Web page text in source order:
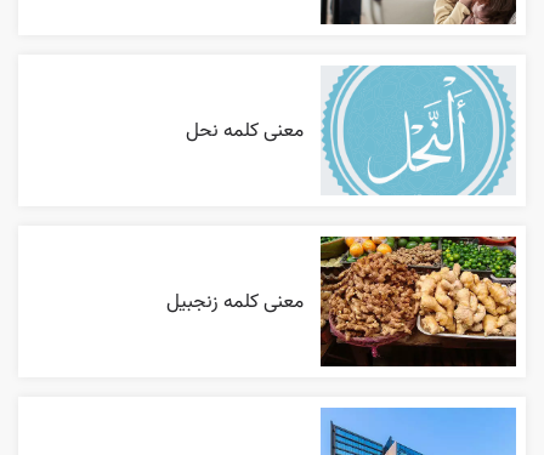
معنی کلمه نحل
معنی کلمه زنجبیل